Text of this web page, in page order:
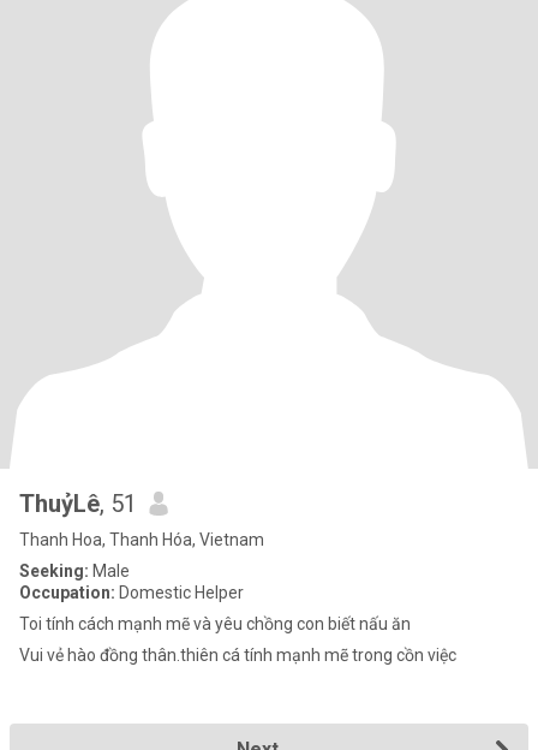
ThuỷLê, 51
Thanh Hoa, Thanh Hóa, Vietnam
Seeking: Male
Occupation: Domestic Helper
Toi tính cách mạnh mẽ và yêu chồng con biết nấu ăn
Vui vẻ hào đồng thân.thiên cá tính mạnh mẽ trong cồn việc